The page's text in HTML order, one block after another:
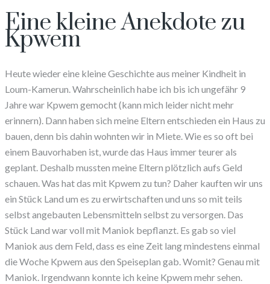
Eine kleine Anekdote zu
Kpwem
Heute wieder eine kleine Geschichte aus meiner Kindheit in
Loum-Kamerun. Wahrscheinlich habe ich bis ich ungefähr 9
Jahre war Kpwem gemocht (kann mich leider nicht mehr
erinnern). Dann haben sich meine Eltern entschieden ein Haus zu
bauen, denn bis dahin wohnten wir in Miete. Wie es so oft bei
einem Bauvorhaben ist, wurde das Haus immer teurer als
geplant. Deshalb mussten meine Eltern plötzlich aufs Geld
schauen. Was hat das mit Kpwem zu tun? Daher kauften wir uns
ein Stück Land um es zu erwirtschaften und uns so mit teils
selbst angebauten Lebensmitteln selbst zu versorgen. Das
Stück Land war voll mit Maniok bepflanzt. Es gab so viel
Maniok aus dem Feld, dass es eine Zeit lang mindestens einmal
die Woche Kpwem aus den Speiseplan gab. Womit? Genau mit
Maniok. Irgendwann konnte ich keine Kpwem mehr sehen.